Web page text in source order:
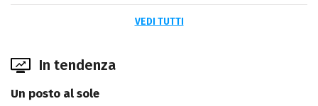
VEDI TUTTI
In tendenza
Un posto al sole